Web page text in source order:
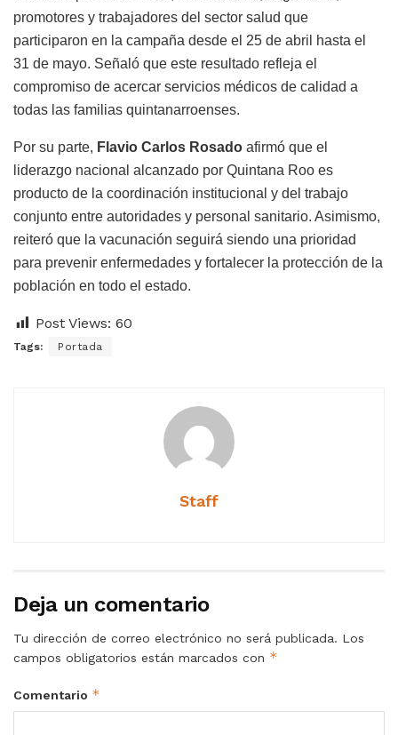
promotores y trabajadores del sector salud que
participaron en la campaña desde el 25 de abril hasta el
31 de mayo. Señaló que este resultado refleja el
compromiso de acercar servicios médicos de calidad a
todas las familias quintanarroenses.
Por su parte, Flavio Carlos Rosado afirmó que el
liderazgo nacional alcanzado por Quintana Roo es
producto de la coordinación institucional y del trabajo
conjunto entre autoridades y personal sanitario. Asimismo,
reiteró que la vacunación seguirá siendo una prioridad
para prevenir enfermedades y fortalecer la protección de la
población en todo el estado.
Post Views: 60
Tags: Portada
Staff
Deja un comentario
Tu dirección de correo electrónico no será publicada. Los
campos obligatorios están marcados con *
Comentario *